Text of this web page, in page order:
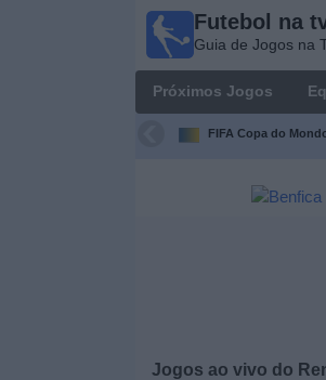
Futebol na
Guia de Jogos na
Próximos Jogos
FIFA Copa do
Jogos ao vivo do
Portugal
Jogos na TV